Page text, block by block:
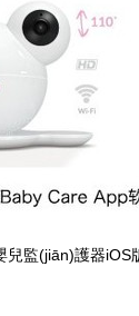
監(jiān)護器